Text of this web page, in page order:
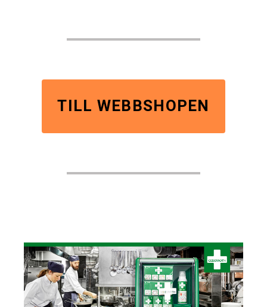
TILL WEBBSHOPEN